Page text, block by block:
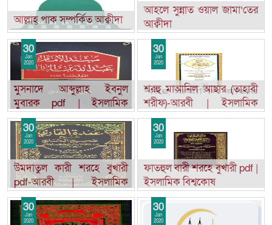
আল্লাহ্‌ পাক সম্পর্কিত আক্বীদা
আহলে সুন্নাত ওয়াল জামা’তের
আক্বীদা
মুসনাদে আব্দুল্লাহ ইবনুল
মুবারক pdf | ইসলামিক
বিশ্বকোষ
30
Jan
2020
শরহু মাআনিল আছার (তাহাবী
শরীফ)-আরবী | ইসলামিক
বিশ্বকোষ
30
Jan
2020
উমদাতুল কারী শরহে বুখারী
pdf-আরবী | ইসলামিক
বিশ্বকোষ
30
Jan
2020
ফাতহুল বারী শরহে বুখারী pdf |
ইসলামিক বিশ্বকোষ
30
Jan
2020
30
Jan
2020
30
Jan
2020